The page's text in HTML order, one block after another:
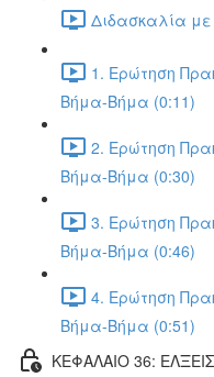
Διδασκαλία με
1. Ερώτηση
Βήμα-Βήμα (0:11)
2. Ερώτηση
Βήμα-Βήμα (0:30)
3. Ερώτηση
Βήμα-Βήμα (0:46)
4. Ερώτηση
Βήμα-Βήμα (0:51)
ΚΕΦΑΛΑΙΟ 36: